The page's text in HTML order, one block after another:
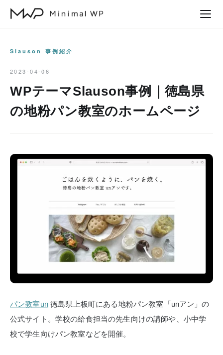
Slauson 事例紹介
2023-04-06
WPテーマSlauson事例｜徳島県
の地粉パン教室のホームページ
パン教室un徳島県上板町にある地粉パン教室「unアン」の
公式サイト。学校の給食担当の先生向けの講師や、小中学
校で学生向けパン教室などを開催。